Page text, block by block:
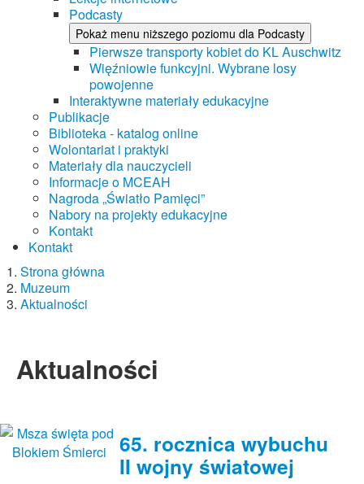
Podcasty
Pokaż menu niższego poziomu dla Podcasty
Pierwsze transporty kobiet do KL Auschwitz
Więźniowie funkcyjni. Wybrane losy
powojenne
Interaktywne materiały edukacyjne
Publikacje
Biblioteka - katalog online
Wolontariat i praktyki
Materiały dla nauczycieli
Informacje o MCEAH
Nagroda „Światło Pamięci”
Nabory na projekty edukacyjne
Kontakt
Kontakt
Strona główna
Muzeum
Aktualności
Aktualności
65. rocznica wybuchu
II wojny światowej